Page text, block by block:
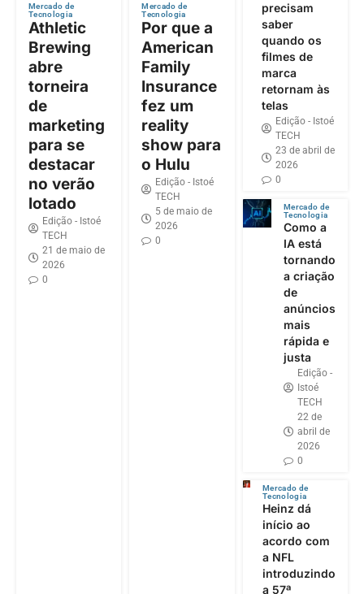
Mercado de
Tecnologia
Athletic
Brewing
abre
torneira
de
marketing
para se
destacar
no verão
lotado
Edição - Istoé
TECH
21 de maio de
2026
0
Mercado de
Tecnologia
Por que a
American
Family
Insurance
fez um
reality
show para
o Hulu
Edição - Istoé
TECH
5 de maio de
2026
0
precisam
saber
quando os
filmes de
marca
retornam às
telas
Edição - Istoé
TECH
23 de abril de
2026
0
Mercado de
Tecnologia
Como a
IA está
tornando
a criação
de
anúncios
mais
rápida e
justa
Edição -
Istoé
TECH
22 de
abril de
2026
0
Mercado de
Tecnologia
Heinz dá
início ao
acordo com
a NFL
introduzindo
a 57ª